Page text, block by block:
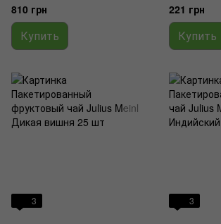
810 грн
Купить
221 грн
Купить
3 3